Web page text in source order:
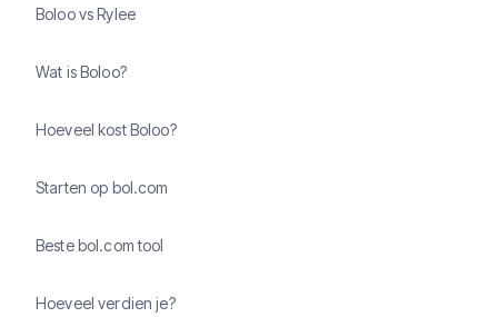
Boloo vs Rylee
Wat is Boloo?
Hoeveel kost Boloo?
Starten op bol.com
Beste bol.com tool
Hoeveel verdien je?